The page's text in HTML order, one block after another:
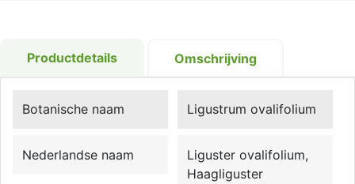
Productdetails Omschrijving
Botanische naam Ligustrum ovalifolium
Nederlandse naam
Liguster ovalifolium,
Haagliguster